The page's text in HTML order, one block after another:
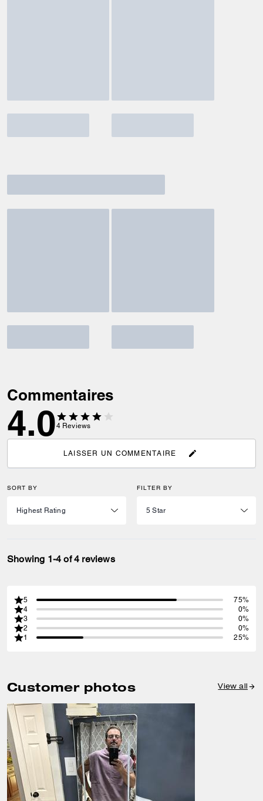
Commentaires
4.04 Reviews
LAISSER UN COMMENTAIRE
SORT BY FILTER BY
Showing 1-4 of 4 reviews
5
75%
4
0%
3
0%
2
0%
1
25%
Customer photos View all